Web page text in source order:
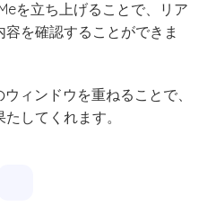
を立ち上げることで、リア
を確認することができま
ィンドウを重ねることで、
してくれます。